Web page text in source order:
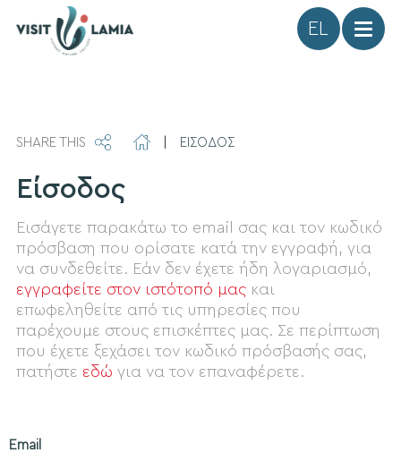
Γλώσσα
SHARE THIS ΕΙΣΟΔΟΣ
Είσοδος
Εισάγετε παρακάτω το email σας και τον κωδικό
πρόσβαση που ορίσατε κατά την εγγραφή, για
να συνδεθείτε. Εάν δεν έχετε ήδη λογαριασμό,
εγγραφείτε στον ιστότοπό μαςκαι
επωφεληθείτε από τις υπηρεσίες που
παρέχουμε στους επισκέπτες μας. Σε περίπτωση
που έχετε ξεχάσει τον κωδικό πρόσβασής σας,
πατήστε εδώ για να τον επαναφέρετε.
Email